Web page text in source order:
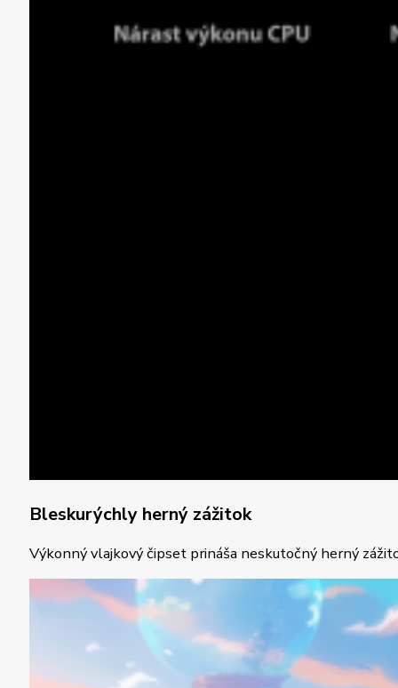
Bleskurýchly herný zážitok
Výkonný vlajkový čipset prináša neskutočný herný